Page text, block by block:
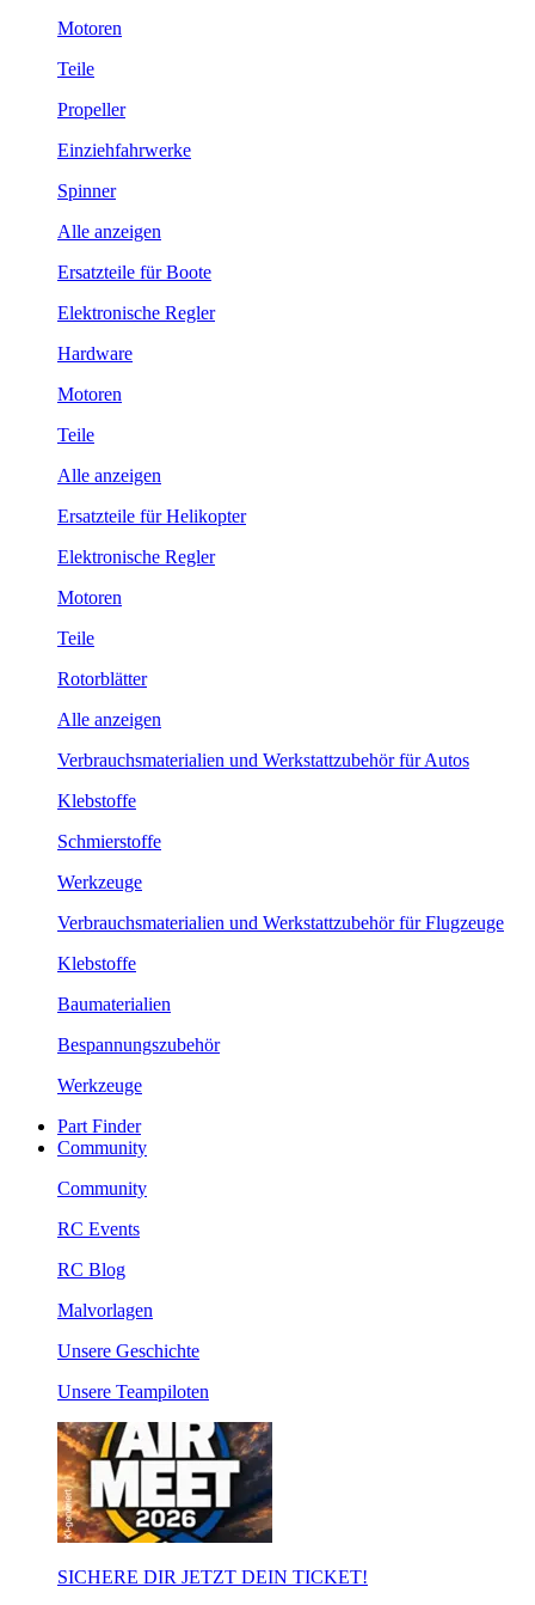
Motoren
Teile
Propeller
Einziehfahrwerke
Spinner
Alle anzeigen
Ersatzteile für Boote
Elektronische Regler
Hardware
Motoren
Teile
Alle anzeigen
Ersatzteile für Helikopter
Elektronische Regler
Motoren
Teile
Rotorblätter
Alle anzeigen
Verbrauchsmaterialien und Werkstattzubehör für Autos
Klebstoffe
Schmierstoffe
Werkzeuge
Verbrauchsmaterialien und Werkstattzubehör für Flugzeuge
Klebstoffe
Baumaterialien
Bespannungszubehör
Werkzeuge
Part Finder
Community
Community
RC Events
RC Blog
Malvorlagen
Unsere Geschichte
Unsere Teampiloten
SICHERE DIR JETZT DEIN TICKET!